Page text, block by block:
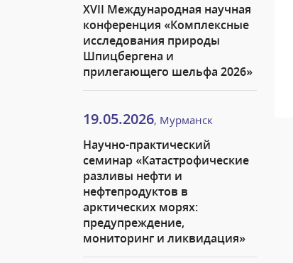
XVII Международная научная
конференция «Комплексные
исследования природы
Шпицбергена и
прилегающего шельфа 2026»
19.05.2026, Мурманск
Научно-практический
семинар «Катастрофические
разливы нефти и
нефтепродуктов в
арктических морях:
предупреждение,
мониторинг и ликвидация»